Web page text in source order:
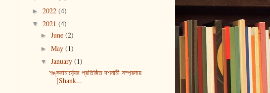
► 2022 (4)
▼ 2021 (4)
► June (2)
► May (1)
▼ January (1)
শঙ্করাচার্য্যের প্রতিষ্ঠিত দশনামী সম্প্রদায়
[Shank...